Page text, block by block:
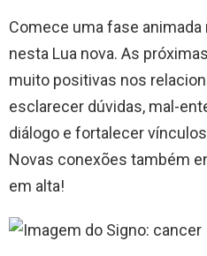
Comece uma fase
nesta Lua nova. As
muito positivas nos
esclarecer dúvidas, mal-
diálogo e fortalecer
Novas conexões também
em alta!